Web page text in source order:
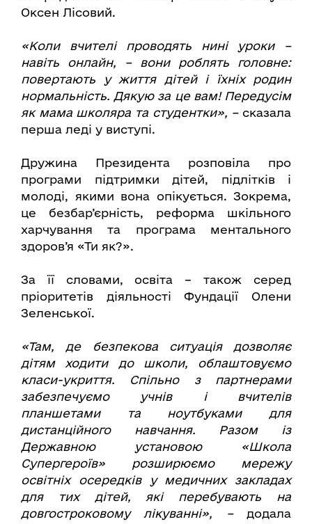
Оксен Лісовий.
«Коли вчителі проводять нині уроки –
навіть онлайн, – вони роблять головне:
повертають у життя дітей і їхніх родин
нормальність. Дякую за це вам! Передусім
як мама школяра та студентки», – сказала
перша леді у виступі.
Дружина Президента розповіла про
програми підтримки дітей, підлітків і
молоді, якими вона опікується. Зокрема,
це безбар’єрність, реформа шкільного
харчування та програма ментального
здоров’я «Ти як?».
За її словами, освіта – також серед
пріоритетів діяльності Фундації Олени
Зеленської.
«Там, де безпекова ситуація дозволяє
дітям ходити до школи, облаштовуємо
класи-укриття. Спільно з партнерами
забезпечуємо учнів і вчителів
планшетами та ноутбуками для
дистанційного навчання. Разом із
Державною установою «Школа
Супергероїв» розширюємо мережу
освітніх осередків у медичних закладах
для тих дітей, які перебувають на
довгостроковому лікуванні», – додала